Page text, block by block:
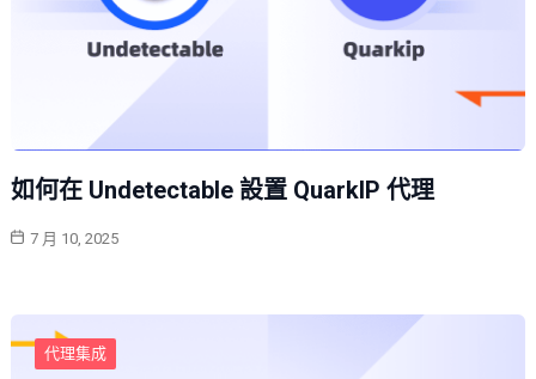
如何在 Undetectable 設置 QuarkIP 代理
7 月 10, 2025
代理集成